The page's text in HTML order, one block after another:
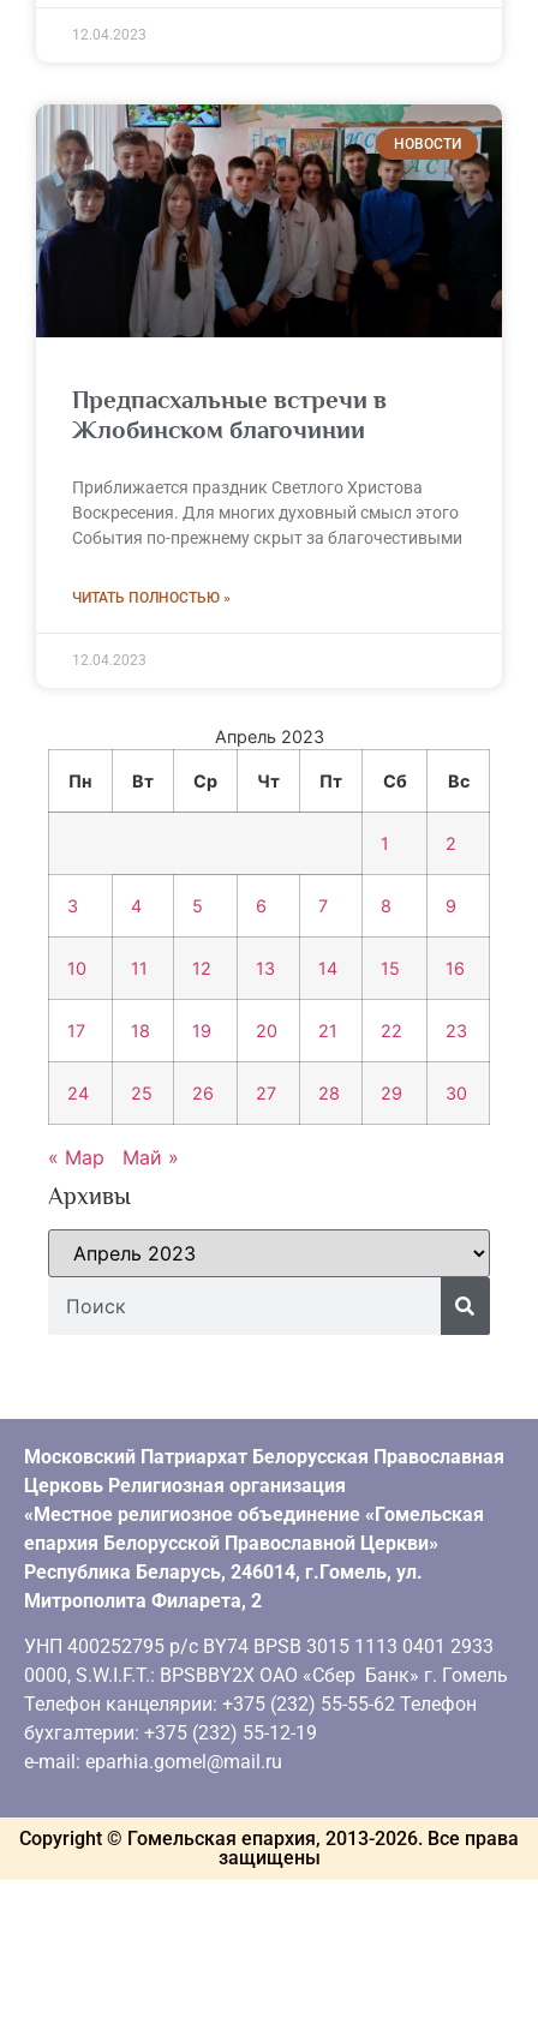
12.04.2023
НОВОСТИ
Предпасхальные встречи в
Жлобинском благочинии
Приближается праздник Светлого Христова
Воскресения. Для многих духовный смысл этого
События по-прежнему скрыт за благочестивыми
ЧИТАТЬ ПОЛНОСТЬЮ »
12.04.2023
Апрель 2023
Пн Вт Ср Чт Пт Сб Вс
1 2
3 4 5 6 7 8 9
10 11 12 13 14 15 16
17 18 19 20 21 22 23
24 25 26 27 28 29 30
« Мар Май »
Архивы
Московский Патриархат Белорусская Православная
Церковь Религиозная организация
«Местное религиозное объединение «Гомельская
епархия Белорусской Православной Церкви»
Республика Беларусь, 246014, г.Гомель, ул.
Митрополита Филарета, 2
УНП 400252795 р/с BY74 BPSB 3015 1113 0401 2933
0000, S.W.I.F.T.: BPSBBY2X ОАО «Сбер Банк» г. Гомель
Телефон канцелярии: +375 (232) 55-55-62 Телефон
бухгалтерии: +375 (232) 55-12-19
e-mail: eparhia.gomel@mail.ru
Copyright © Гомельская епархия, 2013-2026. Все права
защищены